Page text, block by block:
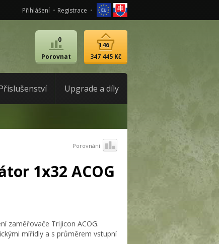
Přihlášení Registrace
Porovnat
0
347 445 Kč
146
Upgrade a díly
Porovnání
1x32 ACOG
zaměřovače Trijicon ACOG.
mířidly a s průměrem vstupní